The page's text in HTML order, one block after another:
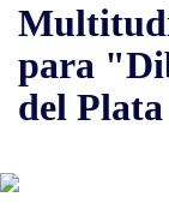
para
del Plata